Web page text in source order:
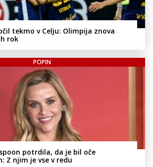
tekmo v Celju: Olimpija znova
rok
POPIN
potrdila, da je bil oče
Z njim je vse v redu